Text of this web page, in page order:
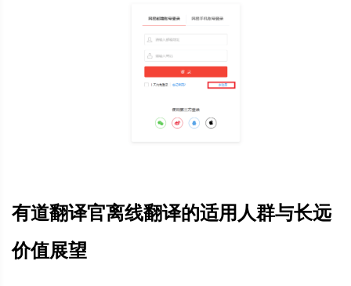
有道翻译官离线翻译的适用人群与长远
价值展望